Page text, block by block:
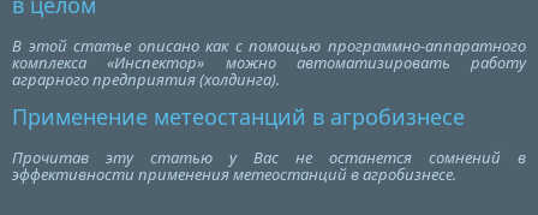
В этой статье описано как с помощью программно-аппаратного
комплекса «Инспектор» можно автоматизировать работу
аграрного предприятия (холдинга).
Применение метеостанций в агробизнесе
Прочитав эту статью у Вас не останется сомнений в
эффективности применения метеостанций в агробизнесе.